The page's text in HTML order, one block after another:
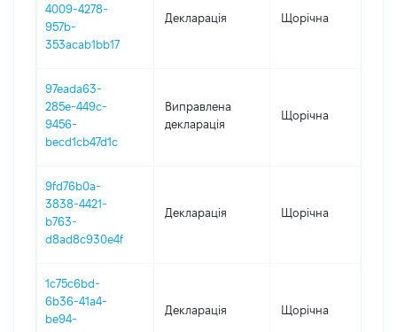
4009-4278-
957b-
353acab1bb17
Декларація Щорічна
97eada63-
285e-449c-
9456-
becd1cb47d1c
Виправлена
декларація
Щорічна
9fd76b0a-
3838-4421-
b763-
d8ad8c930e4f
Декларація Щорічна
1c75c6bd-
6b36-41a4-
be94-
Декларація Щорічна